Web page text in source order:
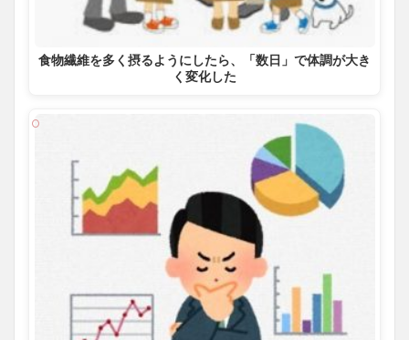
食物繊維を多く摂るようにしたら、「数日」で体調が大き
く変化した